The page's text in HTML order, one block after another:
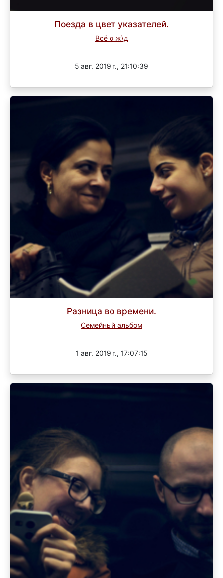
Поезда в цвет указателей.
Всё о ж\д
5 авг. 2019 г., 21:10:39
Разница во времени.
Семейный альбом
1 авг. 2019 г., 17:07:15